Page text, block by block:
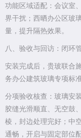
功能区域适配：会议室
界干扰；西晒办公区玻
量，提升隔热效果。
八、验收与回访：闭环
安装完成后，贵玻联合
务办公建筑玻璃专项标准
分项验收核查：玻璃安
胶缝光滑顺直、无空鼓
棱，封边处理完好；中
通畅，开启与固定部位